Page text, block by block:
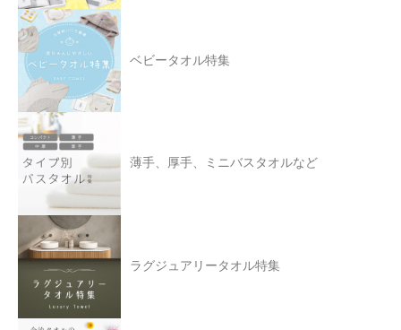
ベビータオル特集
薄手、厚手、ミニバスタオルなど
ラグジュアリータオル特集